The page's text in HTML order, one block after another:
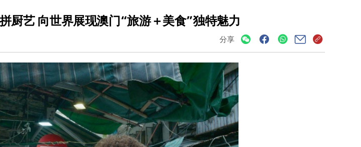
艺 向世界展现澳门“旅游＋美食”独特魅力
分享